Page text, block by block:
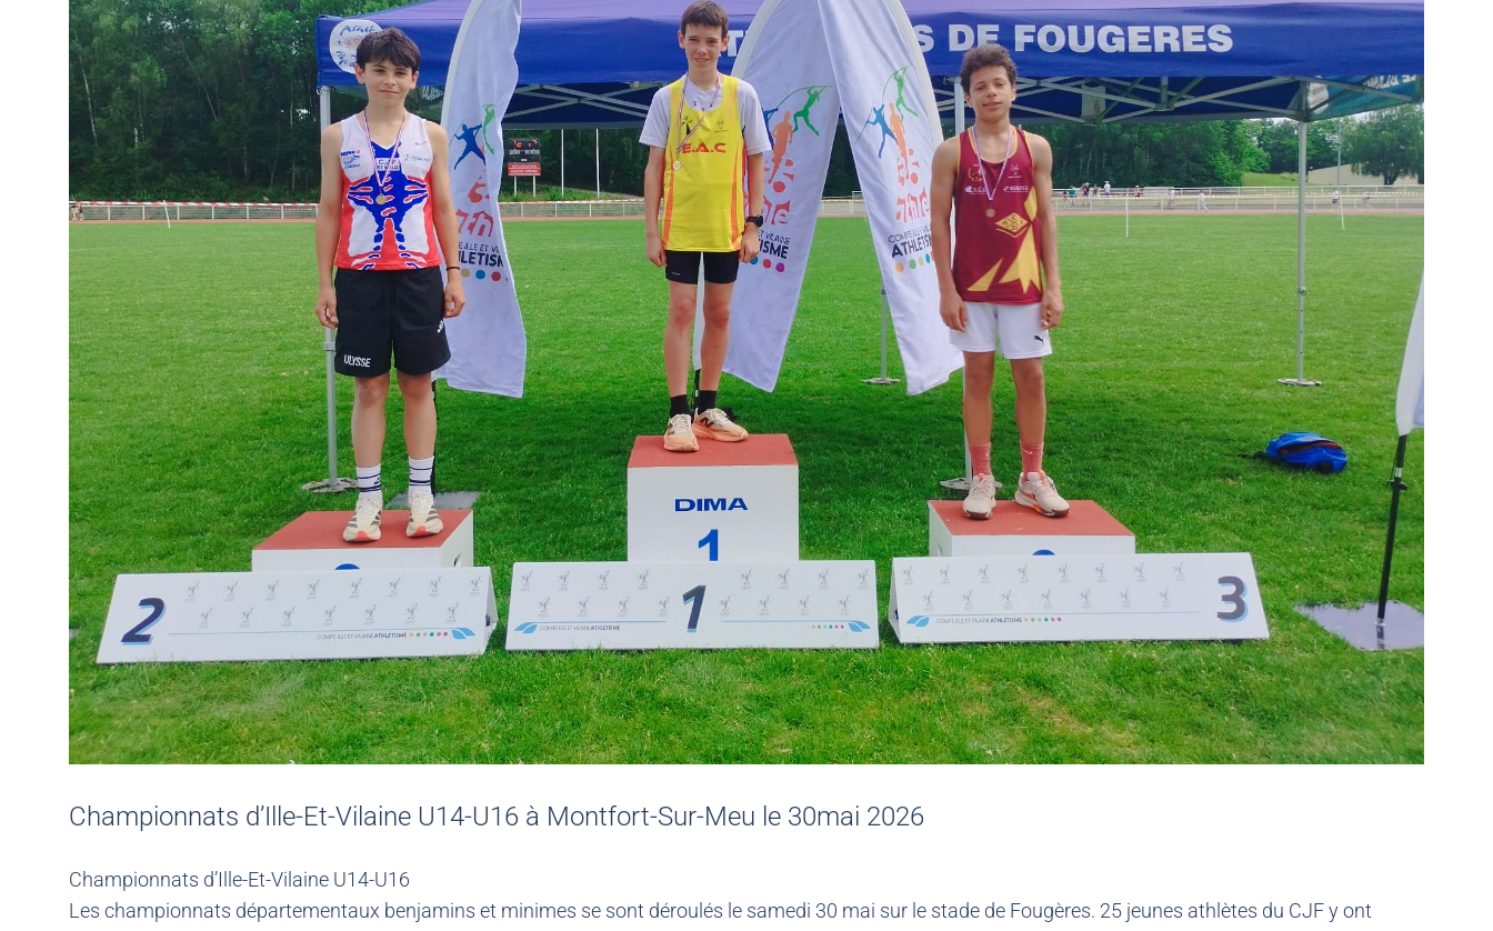
Championnats d’Ille-Et-Vilaine U14-U16 à Montfort-Sur-Meu le 30mai 2026
Championnats d’Ille-Et-Vilaine U14-U16
Les championnats départementaux benjamins et minimes se sont déroulés le samedi 30 mai sur le stade de Fougères. 25 jeunes athlètes du CJF y ont